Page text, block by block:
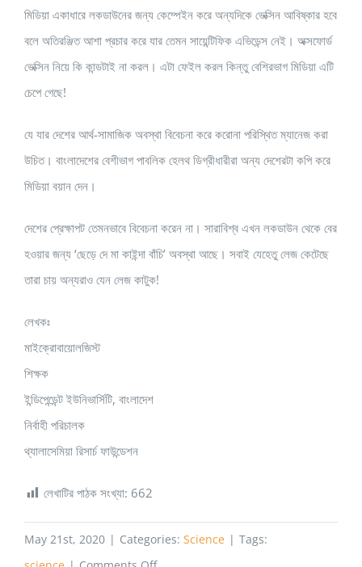
মিডিয়া একাধারে লকডাউনের জন্য কেম্পেইন করে অন্যদিকে ভেক্সিন আবিষ্কার হবে
বলে অতিরঞ্জিত আশা প্রচার করে যার তেমন সায়েন্টিফিক এভিডেন্স নেই। অক্সফোর্ড
ভেক্সিন নিয়ে কি কান্ডটাই না করল। এটা ফেইল করল কিন্তু বেশিরভাগ মিডিয়া এটি
চেপে গেছে!
যে যার দেশের আর্থ-সামাজিক অবস্থা বিবেচনা করে করোনা পরিস্থিত ম্যানেজ করা
উচিত। বাংলাদেশের বেশীভাগ পাবলিক হেলথ ডিগ্রীধারীরা অন্য দেশেরটা কপি করে
মিডিয়া বয়ান দেন।
দেশের প্রেক্ষাপট তেমনভাবে বিবেচনা করেন না। সারাবিশ্ব এখন লকডাউন থেকে বের
হওয়ার জন্য ‘ছেড়ে দে মা কাইন্দা বাঁচি’ অবস্থা আছে। সবাই যেহেতু লেজ কেটেছে
তারা চায় অন্যরাও যেন লেজ কাটুক!
লেখকঃ
মাইক্রোবায়োলজিস্ট
শিক্ষক
ইন্ডিপেন্ডেন্ট ইউনিভার্সিটি, বাংলাদেশ
নির্বাহী পরিচালক
থ্যালাসেমিয়া রিসার্চ ফাউন্ডেশন
লেখাটির পাঠক সংখ্যা: 662
May 21st, 2020 | Categories: Science | Tags: